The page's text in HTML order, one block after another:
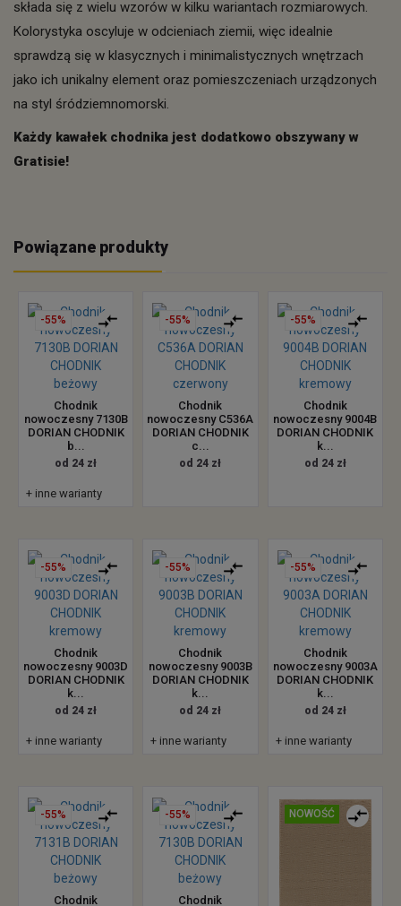
składa się z wielu wzorów w kilku wariantach rozmiarowych.
Kolorystyka oscyluje w odcieniach ziemii, więc idealnie
sprawdzą się w klasycznych i minimalistycznych wnętrzach
jako ich unikalny element oraz pomieszczeniach urządzonych
na styl śródziemnomorski.
Każdy kawałek chodnika jest dodatkowo obszywany w
Gratisie!
Powiązane produkty
-55%
Chodnik
nowoczesny 7130B
DORIAN CHODNIK
b...
od 24 zł
+ inne warianty
-55%
Chodnik
nowoczesny C536A
DORIAN CHODNIK
c...
od 24 zł
-55%
Chodnik
nowoczesny 9004B
DORIAN CHODNIK
k...
od 24 zł
-55%
Chodnik
nowoczesny 9003D
DORIAN CHODNIK
k...
od 24 zł
+ inne warianty
-55%
Chodnik
nowoczesny 9003B
DORIAN CHODNIK
k...
od 24 zł
+ inne warianty
-55%
Chodnik
nowoczesny 9003A
DORIAN CHODNIK
k...
od 24 zł
+ inne warianty
-55%
Chodnik
-55%
Chodnik
NOWOŚĆ